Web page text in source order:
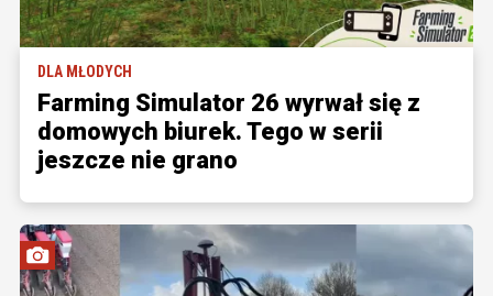
DLA MŁODYCH
Farming Simulator 26 wyrwał się z
domowych biurek. Tego w serii
jeszcze nie grano